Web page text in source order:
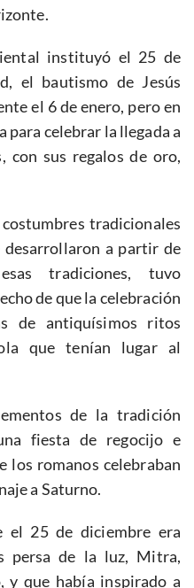
instituyó el 25 de
el bautismo de Jesús
el 6 de enero, pero en
para celebrar la llegada a
con sus regalos de oro,
tradicionales
desarrollaron a partir de
tradiciones, tuvo
de que la celebración
de antiquísimos ritos
que tenían lugar al
de la tradición
fiesta de regocijo e
los romanos celebraban
a Saturno.
el 25 de diciembre era
persa de la luz, Mitra,
y que había inspirado a